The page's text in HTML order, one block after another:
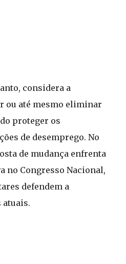
considera a
ou até mesmo eliminar
proteger os
de desemprego. No
de mudança enfrenta
Congresso Nacional,
defendem a
atuais.